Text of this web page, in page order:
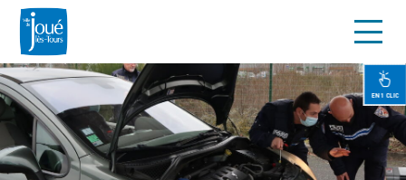
Aller
au
contenu
principal
EN 1 CLIC